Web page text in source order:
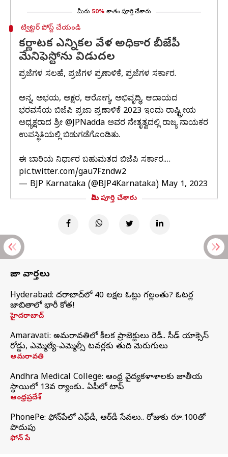
మీరు 50% శాతం పూర్తి చేశారు
ట్విట్టర్ పోస్ట్ చేయండి
కర్ణాటక ఎన్నికల వేళ అధికార బీజేపీ
మేనిఫెస్టోను విడుదల
ಪ್ರಜೆಗಳ ಸಲಹೆ, ಪ್ರಜೆಗಳ ಪ್ರಣಾಳಿಕೆ, ಪ್ರಜೆಗಳ ಸರ್ಕಾರ.
ಅನ್ನ, ಅಭಯ, ಅಕ್ಷರ, ಆರೋಗ್ಯ, ಅಭಿವೃದ್ಧಿ, ಆದಾಯದ
ಭರವಸೆಯ ಬಿಜೆಪಿ ಪ್ರಜಾ ಪ್ರಣಾಳಿಕೆ 2023 ಇಂದು ರಾಷ್ಟ್ರೀಯ
ಅಧ್ಯಕ್ಷರಾದ ಶ್ರೀ @JPNadda ಅವರ ನೇತೃತ್ವದಲ್ಲಿ ರಾಜ್ಯ ನಾಯಕರ
ಉಪಸ್ಥಿತಿಯಲ್ಲಿ ಬಿಡುಗಡೆಗೊಂಡಿತು.
ಈ ಬಾರಿಯ ನಿರ್ಧಾರ ಬಹುಮತದ ಬಿಜೆಪಿ ಸರ್ಕಾರ.…
pic.twitter.com/gau7Fzndw2
— BJP Karnataka (@BJP4Karnataka) May 1, 2023
మీరు పూర్తి చేశారు
తాజా వార్తలు
Hyderabad: హైదరాబాద్‌లో 40 లక్షల ఓట్లు గల్లంతు? ఓటర్ల
జాబితాలో భారీ కోత!
హైదరాబాద్
Amaravati: అమరావతిలో కీలక ప్రాజెక్టులు రెడీ.. సీడ్‌ యాక్సెస్‌
రోడ్డు, ఎమ్మెల్యే-ఎమ్మెల్సీ టవర్లకు తుది మెరుగులు
అమరావతి
Andhra Medical College: ఆంధ్ర వైద్యకళాశాలకు జాతీయ
స్థాయిలో 13వ ర్యాంకు.. ఏపీలో టాప్
ఆంధ్రప్రదేశ్
PhonePe: ఫోన్‌పేలో ఎఫ్‌డీ, ఆర్‌డీ సేవలు.. రోజుకు రూ.100తో
పొదుపు
ఫోన్‌ పే